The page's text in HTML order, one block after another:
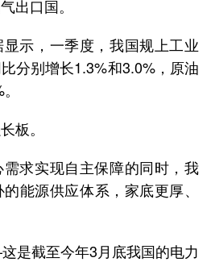
出口国。
示，一季度，我国规上工业
分别增长1.3%和3.0%，原油
。
求实现自主保障的同时，我
能源供应体系，家底更厚、
截至今年3月底我国的电力